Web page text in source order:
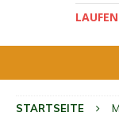
STARTSEITE